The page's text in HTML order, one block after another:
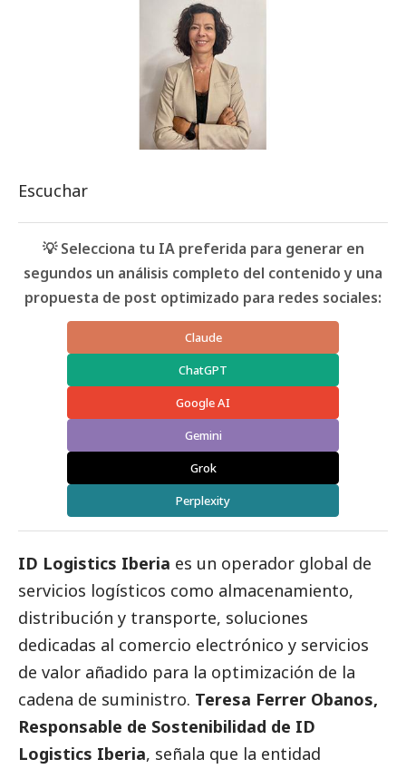
Escuchar
💡 Selecciona tu IA preferida para generar en
segundos un análisis completo del contenido y una
propuesta de post optimizado para redes sociales:
Claude
ChatGPT
Google AI
Gemini
Grok
Perplexity
ID Logistics Iberia es un operador global de
servicios logísticos como almacenamiento,
distribución y transporte, soluciones
dedicadas al comercio electrónico y servicios
de valor añadido para la optimización de la
cadena de suministro. Teresa Ferrer Obanos,
Responsable de Sostenibilidad de ID
Logistics Iberia, señala que la entidad